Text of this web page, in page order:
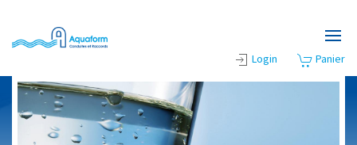
Accéder au contenu principal
Login Panier